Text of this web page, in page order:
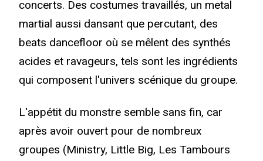
concerts. Des costumes travaillés, un metal
martial aussi dansant que percutant, des
beats dancefloor où se mêlent des synthés
acides et ravageurs, tels sont les ingrédients
qui composent l'univers scénique du groupe.
L'appétit du monstre semble sans fin, car
après avoir ouvert pour de nombreux
groupes (Ministry, Little Big, Les Tambours